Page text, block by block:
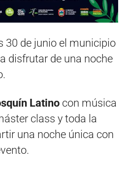
30 de junio el municipio
disfrutar de una noche
Latino con música
class y toda la
una noche única con